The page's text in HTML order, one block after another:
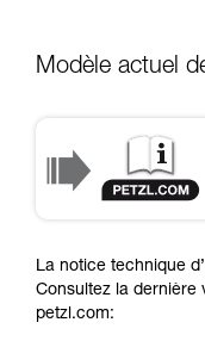
Modèle actuel
La notice technique
Consultez la dernière
petzl.com: